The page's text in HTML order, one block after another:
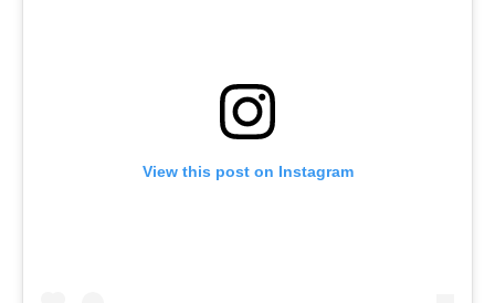
View this post on Instagram